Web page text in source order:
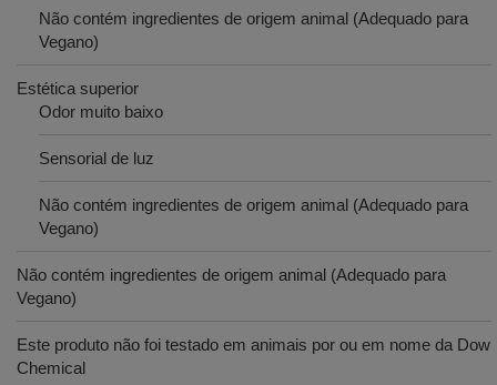
Não contém ingredientes de origem animal (Adequado para
Vegano)
Estética superior
Odor muito baixo
Sensorial de luz
Não contém ingredientes de origem animal (Adequado para
Vegano)
Não contém ingredientes de origem animal (Adequado para
Vegano)
Este produto não foi testado em animais por ou em nome da Dow
Chemical